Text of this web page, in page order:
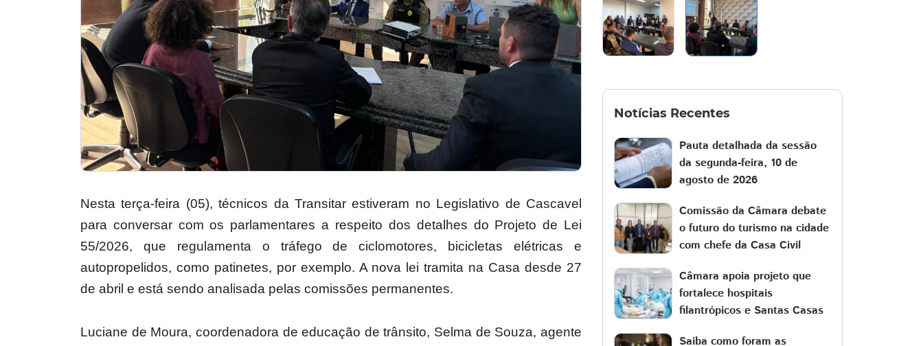
Nesta terça-feira (05), técnicos da Transitar estiveram no Legislativo de Cascavel
para conversar com os parlamentares a respeito dos detalhes do Projeto de Lei
55/2026, que regulamenta o tráfego de ciclomotores, bicicletas elétricas e
autopropelidos, como patinetes, por exemplo. A nova lei tramita na Casa desde 27
de abril e está sendo analisada pelas comissões permanentes.
Luciane de Moura, coordenadora de educação de trânsito, Selma de Souza, agente
Notícias Recentes
Pauta detalhada da sessão
da segunda-feira, 10 de
agosto de 2026
Comissão da Câmara debate
o futuro do turismo na cidade
com chefe da Casa Civil
Câmara apoia projeto que
fortalece hospitais
filantrópicos e Santas Casas
Saiba como foram as